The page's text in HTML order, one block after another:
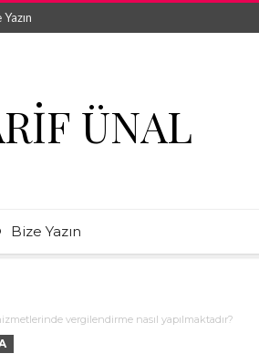
ÜNAL
Bize Yazın
vergilendirme nasıl yapılmaktadır?